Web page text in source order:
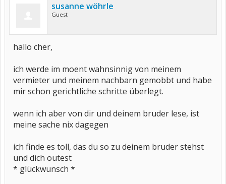
susanne wöhrle
Guest
hallo cher,
ich werde im moent wahnsinnig von meinem
vermieter und meinem nachbarn gemobbt und habe
mir schon gerichtliche schritte überlegt.
wenn ich aber von dir und deinem bruder lese, ist
meine sache nix dagegen
ich finde es toll, das du so zu deinem bruder stehst
und dich outest
* glückwunsch *